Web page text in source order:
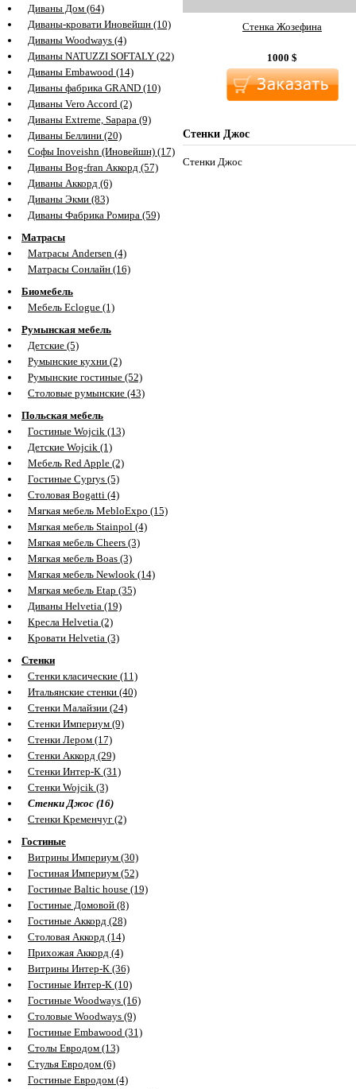
Диваны Дом (64)
Диваны-кровати Иновейшн (10)
Диваны Woodways (4)
Диваны NATUZZI SOFTALY (22)
Диваны Embawood (14)
Диваны фабрика GRAND (10)
Диваны Vero Accord (2)
Диваны Extreme, Sapapa (9)
Диваны Беллини (20)
Софы Inoveishn (Иновейшн) (17)
Диваны Bog-fran Аккорд (57)
Диваны Аккорд (6)
Диваны Экми (83)
Диваны Фабрика Ромира (59)
Матрасы
Матрасы Andersen (4)
Матрасы Сонлайн (16)
Биомебель
Мебель Eclogue (1)
Румынская мебель
Детские (5)
Румынские кухни (2)
Румынские гостиные (52)
Столовые румынские (43)
Польская мебель
Гостиные Wojcik (13)
Детские Wojcik (1)
Мебель Red Apple (2)
Гостиные Cyprys (5)
Столовая Bogatti (4)
Мягкая мебель MebloExpo (15)
Мягкая мебель Stainpol (4)
Мягкая мебель Cheers (3)
Мягкая мебель Boas (3)
Мягкая мебель Newlook (14)
Мягкая мебель Etap (35)
Диваны Helvetia (19)
Кресла Helvetia (2)
Кровати Helvetia (3)
Стенки
Стенки класические (11)
Итальянские стенки (40)
Стенки Малайзии (24)
Стенки Империум (9)
Стенки Лером (17)
Стенки Аккорд (29)
Стенки Интер-К (31)
Стенки Wojcik (3)
Стенки Джос (16)
Стенки Кременчуг (2)
Гостиные
Витрины Империум (30)
Гостиная Империум (52)
Гостиные Baltic house (19)
Гостиные Домовой (8)
Гостиные Аккорд (28)
Столовая Аккорд (14)
Прихожая Аккорд (4)
Витрины Интер-К (36)
Гостиные Интер-К (10)
Гостиные Woodways (16)
Столовые Woodways (9)
Гостиные Embawood (31)
Столы Евродом (13)
Стулья Евродом (6)
Гостиные Евродом (4)
Стенка Жозефина
1000 $
Стенки Джос
Стенки Джос